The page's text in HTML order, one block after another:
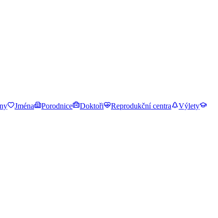
Jména Porodnice Doktoři Reprodukční centra Výlety